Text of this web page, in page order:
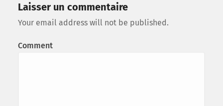
Laisser un commentaire
Your email address will not be published.
Comment